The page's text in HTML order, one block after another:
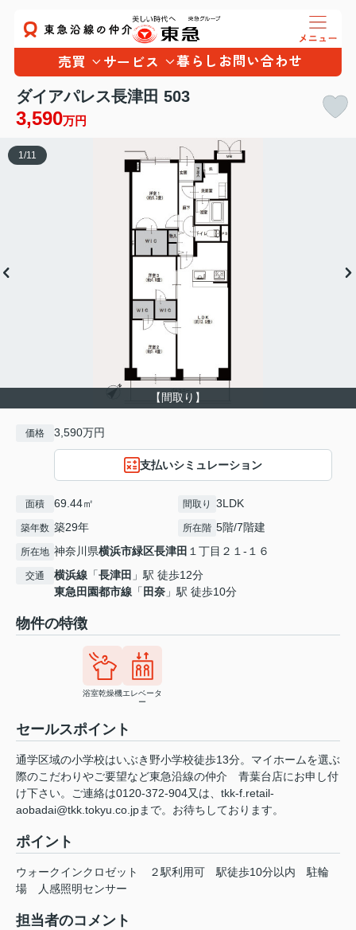
売買 サービス 暮らし お問い合わせ
ダイアパレス長津田 503
3,590万円
【間取り】
1 /11
価格 3,590万円
支払いシミュレーション
面積 69.44㎡ 間取り 3LDK
築年数 築29年 所在階 5階/7階建
所在地 神奈川県横浜市緑区長津田 １丁目２１-１６
交通 横浜線 「長津田 」駅 徒歩12分
東急田園都市線 「 田奈 」駅 徒歩10分
物件の特徴
浴室乾燥機エレベータ
ー
セールスポイント
通学区域の小学校はいぶき野小学校徒歩13分。マイホームを選ぶ
際のこだわりやご要望など東急沿線の仲介 青葉台店にお申し付
け下さい。ご連絡は0120-372-904又は、tkk-f.retail-
aobadai@tkk.tokyu.co.jpまで。お待ちしております。
ポイント
ウォークインクロゼット ２駅利用可 駅徒歩10分以内
駐輪
場
人感照明センサー
担当者のコメント